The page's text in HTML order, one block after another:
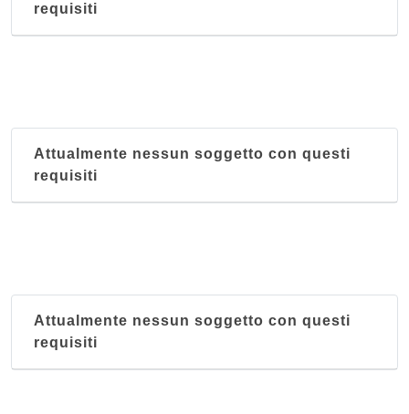
requisiti
Attualmente nessun soggetto con questi
requisiti
Attualmente nessun soggetto con questi
requisiti